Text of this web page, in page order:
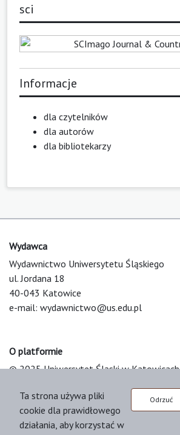
sci
Informacje
dla czytelników
dla autorów
dla bibliotekarzy
Wydawca
Wydawnictwo Uniwersytetu Śląskiego
ul. Jordana 18
40-043 Katowice
e-mail: wydawnictwo@us.edu.pl
O platformie
© 2025 Uniwersytet Śląski w Katowicach
Platform & Workflow by OJS/PKP
Ta strona używa pliki
cookie dla prawidłowego
działania, aby korzystać w
Odrzuć